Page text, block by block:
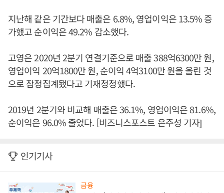
지난해 같은 기간보다 매출은 6.8%, 영업이익은 13.5% 증
가했고 순이익은 49.2% 감소했다.
고영은 2020년 2분기 연결기준으로 매출 388억6300만 원,
영업이익 20억1800만 원, 순이익 4억3100만 원을 올린 것
으로 잠정집계됐다고 기재정정했다.
2019년 2분기와 비교해 매출은 36.1%, 영업이익은 81.6%,
순이익은 96.0% 줄었다. [비즈니스포스트 은주성 기자]
인기기사
금융